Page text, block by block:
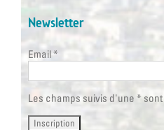
Newsletter
Email *
Les champs suivis d'une *